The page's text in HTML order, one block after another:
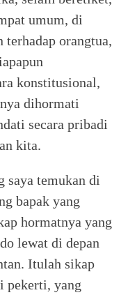
umum, di
terhadap orangtua,
konstitusional,
dihormati
secara pribadi
kita.
saya temukan di
bapak yang
hormatnya yang
lewat di depan
Itulah sikap
pekerti, yang